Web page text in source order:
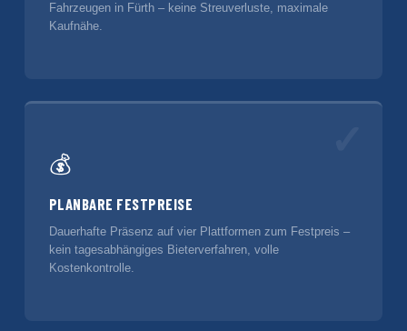
Fahrzeugen in Fürth – keine Streuverluste, maximale
Kaufnähe.
💰
PLANBARE FESTPREISE
Dauerhafte Präsenz auf vier Plattformen zum Festpreis –
kein tagesabhängiges Bieterverfahren, volle
Kostenkontrolle.